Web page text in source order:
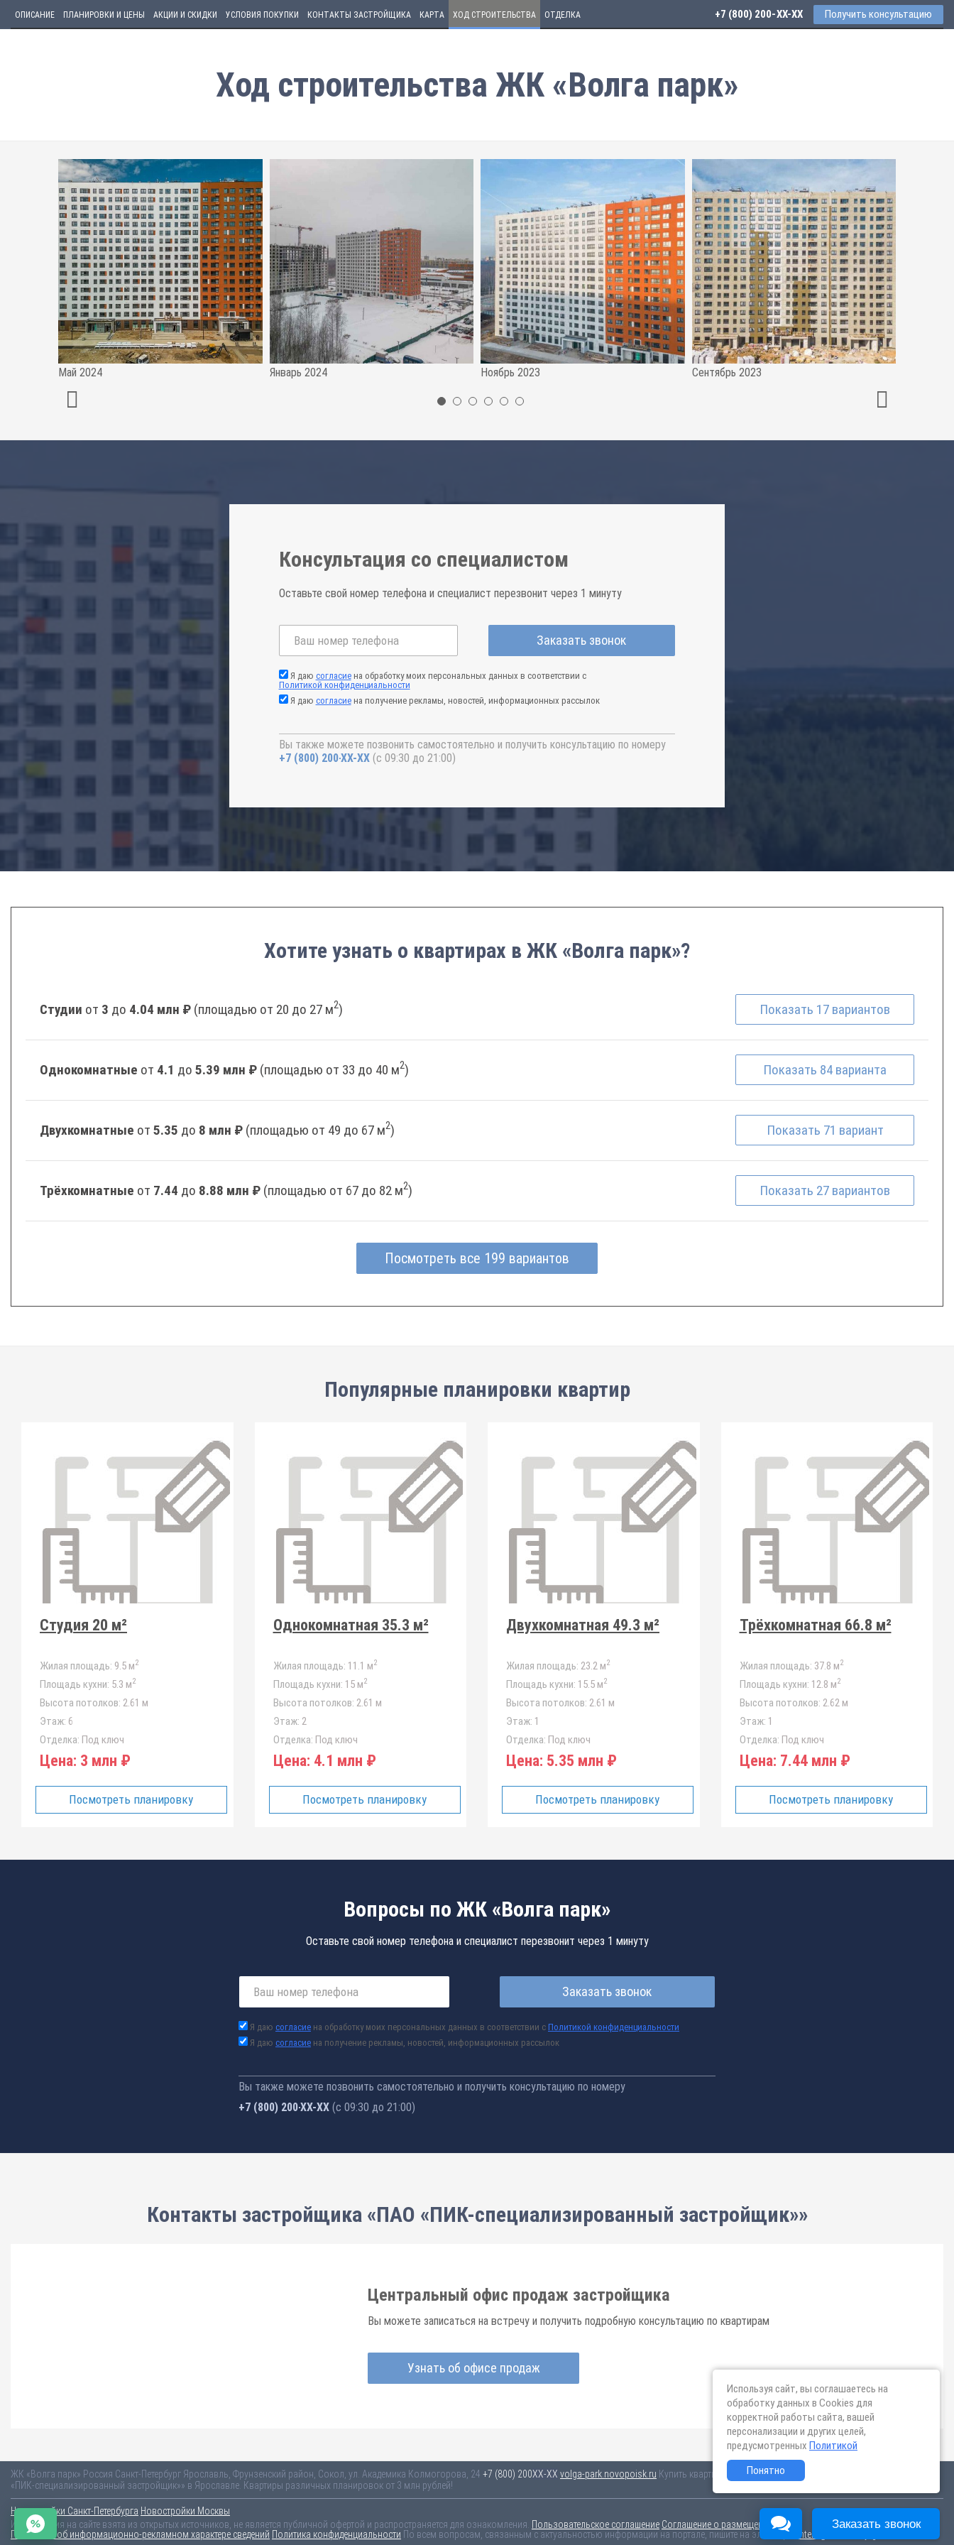
ОПИСАНИЕ ПЛАНИРОВКИ И ЦЕНЫ АКЦИИ И СКИДКИ УСЛОВИЯ ПОКУПКИ КОНТАКТЫ ЗАСТРОЙЩИКА КАРТА ХОД СТРОИТЕЛЬСТВА ОТДЕЛКА +7 (800) 200-33-52 Получить консультацию
Ход строительства ЖК «Волга парк»
Май 2024 Январь 2024 Ноябрь 2023 Сентябрь 2023
Консультация со специалистом
Оставьте свой номер телефона и специалист перезвонит через 1 минуту
Заказать звонок
Я даю согласиена обработку моих персональных данных в соответствии с
Политикой конфиденциальности
Я даю согласиена получение рекламы, новостей, информационных рассылок
Вы также можете позвонить самостоятельно и получить консультацию по номеру
+7 (800) 200-33-52 (с 09:30 до 21:00)
Хотите узнать о квартирах в ЖК «Волга парк»?
Студии от 3 до 4.04 млн ₽ (площадью от 20 до 27 м2) Показать 17 вариантов
Однокомнатные от 4.1 до 5.39 млн ₽ (площадью от 33 до 40 м2) Показать 84 варианта
Двухкомнатные от 5.35 до 8 млн ₽ (площадью от 49 до 67 м2) Показать 71 вариант
Трёхкомнатные от 7.44 до 8.88 млн ₽ (площадью от 67 до 82 м2) Показать 27 вариантов
Посмотреть все 199 вариантов
Популярные планировки квартир
Студия 20 м²
Жилая площадь: 9.5 м2
Площадь кухни: 5.3 м2
Высота потолков: 2.61 м
Этаж: 6
Отделка: Под ключ
Цена: 3 млн ₽
Посмотреть планировку
Однокомнатная 35.3 м²
Жилая площадь: 11.1 м2
Площадь кухни: 15 м2
Высота потолков: 2.61 м
Этаж: 2
Отделка: Под ключ
Цена: 4.1 млн ₽
Посмотреть планировку
Двухкомнатная 49.3 м²
Жилая площадь: 23.2 м2
Площадь кухни: 15.5 м2
Высота потолков: 2.61 м
Этаж: 1
Отделка: Под ключ
Цена: 5.35 млн ₽
Посмотреть планировку
Трёхкомнатная 66.8 м²
Жилая площадь: 37.8 м2
Площадь кухни: 12.8 м2
Высота потолков: 2.62 м
Этаж: 1
Отделка: Под ключ
Цена: 7.44 млн ₽
Посмотреть планировку
Вопросы по ЖК «Волга парк»
Оставьте свой номер телефона и специалист перезвонит через 1 минуту
Заказать звонок
Я даю согласие на обработку моих персональных данных в соответствии с Политикой конфиденциальности
Я даю согласие на получение рекламы, новостей, информационных рассылок
Вы также можете позвонить самостоятельно и получить консультацию по номеру
+7 (800) 200-33-52 (с 09:30 до 21:00)
Контакты застройщика «ПАО «ПИК-специализированный застройщик»»
Центральный офис продаж застройщика
Вы можете записаться на встречу и получить подробную консультацию по квартирам
Узнать об офисе продаж
ЖК «Волга парк» Россия Санкт-Петербург Ярославль, Фрунзенский район, Сокол, ул. Академика Колмогорова, 24 +7 (800) 200-33-52 volga-park.novopoisk.ru Купить квартиру в новом жилом комплексе «Волга парк» от «ПАО
«ПИК-специализированный застройщик»» в Ярославле. Квартиры различных планировок от 3 млн рублей!
Новостройки Санкт-Петербурга Новостройки Москвы
Информация на сайте взята из открытых источников, не является публичной офертой и распространяется для ознакомления. Пользовательское соглашение Соглашение о размещении
Пояснение об информационно-рекламном характере сведений Политика конфиденциальности По всем вопросам, связанным с актуальностью информации на портале, пишите на эл.почту content@novostroy-gid.ru
Используя сайт, вы соглашаетесь на
обработку данных в Cookies для
корректной работы сайта, вашей
персонализации и других целей,
предусмотренных Политикой
Понятно
Заказать звонок